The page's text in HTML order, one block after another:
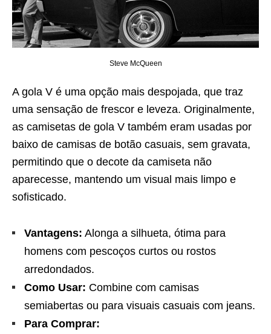
Steve McQueen
A gola V é uma opção mais despojada, que traz
uma sensação de frescor e leveza. Originalmente,
as camisetas de gola V também eram usadas por
baixo de camisas de botão casuais, sem gravata,
permitindo que o decote da camiseta não
aparecesse, mantendo um visual mais limpo e
sofisticado.
Vantagens: Alonga a silhueta, ótima para
homens com pescoços curtos ou rostos
arredondados.
Como Usar: Combine com camisas
semiabertas ou para visuais casuais com jeans.
Para Comprar: